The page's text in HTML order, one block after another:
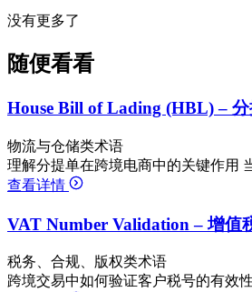
没有更多了
随便看看
House Bill of Lading (HBL) –
物流与仓储类术语
理解分提单在跨境电商中的关键作用
查看详情
VAT Number Validation – 增值
税务、合规、版权类术语
跨境交易中如何验证客户税号的有效